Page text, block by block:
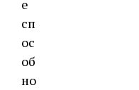
е
сп
ос
об
но